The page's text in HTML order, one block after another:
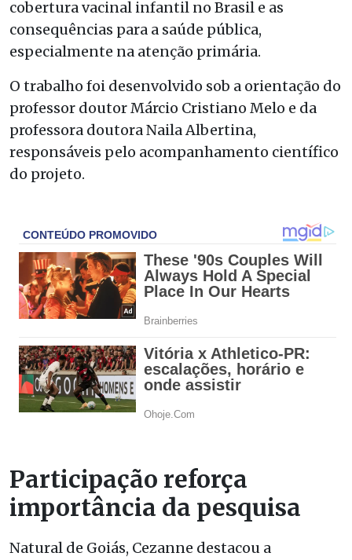
cobertura vacinal infantil no Brasil e as
consequências para a saúde pública,
especialmente na atenção primária.
O trabalho foi desenvolvido sob a orientação do
professor doutor Márcio Cristiano Melo e da
professora doutora Naila Albertina,
responsáveis pelo acompanhamento científico
do projeto.
Participação reforça
importância da pesquisa
Natural de Goiás, Cezanne destacou a